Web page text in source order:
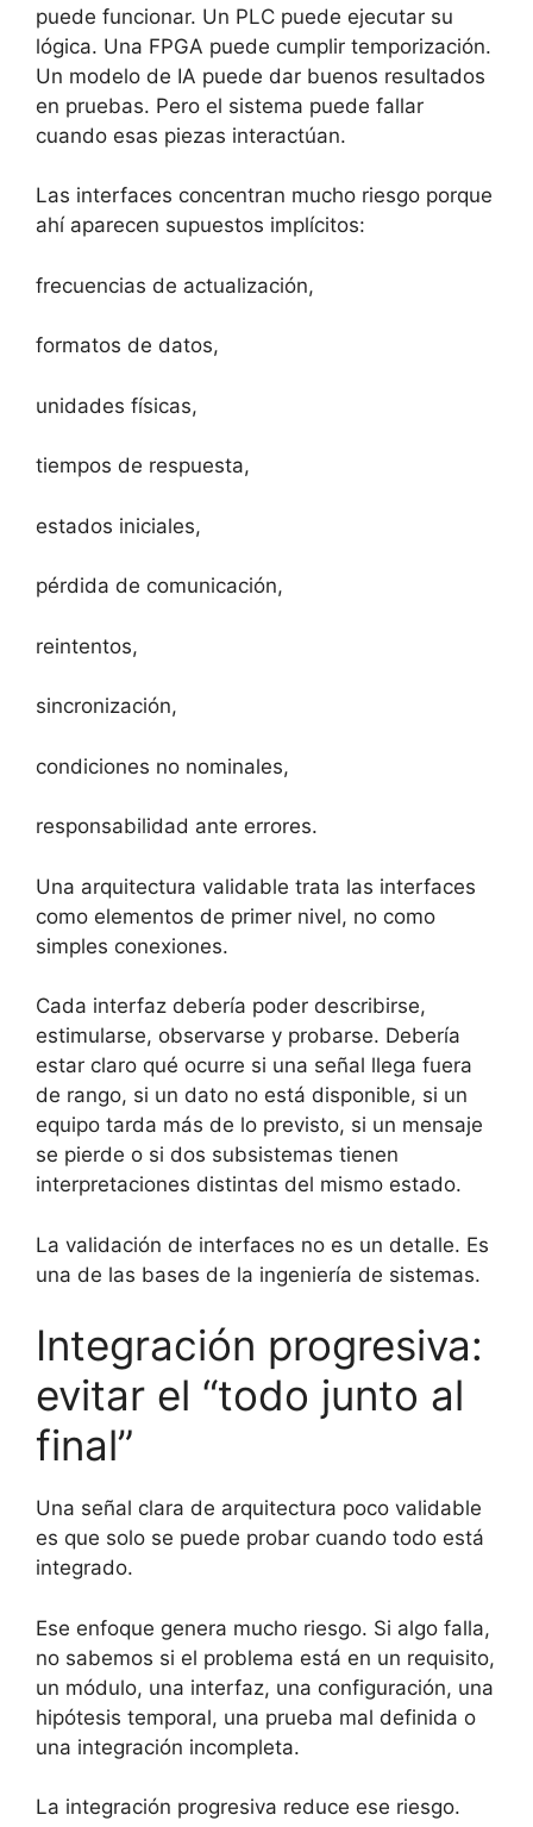
puede funcionar. Un PLC puede ejecutar su
lógica. Una FPGA puede cumplir temporización.
Un modelo de IA puede dar buenos resultados
en pruebas. Pero el sistema puede fallar
cuando esas piezas interactúan.
Las interfaces concentran mucho riesgo porque
ahí aparecen supuestos implícitos:
frecuencias de actualización,
formatos de datos,
unidades físicas,
tiempos de respuesta,
estados iniciales,
pérdida de comunicación,
reintentos,
sincronización,
condiciones no nominales,
responsabilidad ante errores.
Una arquitectura validable trata las interfaces
como elementos de primer nivel, no como
simples conexiones.
Cada interfaz debería poder describirse,
estimularse, observarse y probarse. Debería
estar claro qué ocurre si una señal llega fuera
de rango, si un dato no está disponible, si un
equipo tarda más de lo previsto, si un mensaje
se pierde o si dos subsistemas tienen
interpretaciones distintas del mismo estado.
La validación de interfaces no es un detalle. Es
una de las bases de la ingeniería de sistemas.
Integración progresiva:
evitar el “todo junto al
final”
Una señal clara de arquitectura poco validable
es que solo se puede probar cuando todo está
integrado.
Ese enfoque genera mucho riesgo. Si algo falla,
no sabemos si el problema está en un requisito,
un módulo, una interfaz, una configuración, una
hipótesis temporal, una prueba mal definida o
una integración incompleta.
La integración progresiva reduce ese riesgo.